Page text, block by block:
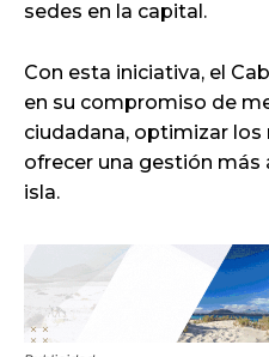
sedes en la capital.
Con esta iniciativa, el
en su compromiso de
ciudadana, optimizar los
ofrecer una gestión más
isla.